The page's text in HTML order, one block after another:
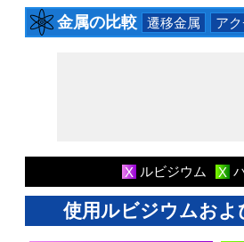
金属の比較 遷移金属 ア
X ルビジウム X
使用ルビジウムおよ